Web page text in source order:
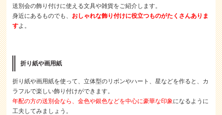
送別会の飾り付けに使える文具や雑貨をご紹介します。
身近にあるものでも、 おしゃれな飾り付けに役立つものがたくさんありま
すよ。
折り紙や画用紙
折り紙や画用紙を使って、立体型のリボンやハート、星などを作ると、カ
ラフルで楽しい飾り付けができます。
年配の方の送別会なら、金色や銀色などを中心に豪華な印象になるように
工夫してみましょう。